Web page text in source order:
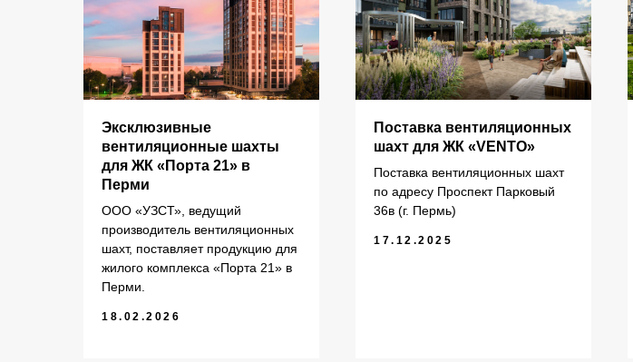
Эксклюзивные
вентиляционные шахты
для ЖК «Порта 21» в
Перми
ООО «УЗСТ», ведущий
производитель вентиляционных
шахт, поставляет продукцию для
жилого комплекса «Порта 21» в
Перми.
18.02.2026
Поставка вентиляционных
шахт для ЖК «VENTO»
Поставка вентиляционных шахт
по адресу Проспект Парковый
36в (г. Пермь)
17.12.2025
Элементы теплотрасс
Элементы лестниц
Перемычки железобетонные
«УЗСТ» 2026
Плиты перекрытия ПК
Плиты перекрытия ПБ